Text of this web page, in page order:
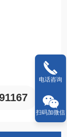
电话咨询
扫码加微信